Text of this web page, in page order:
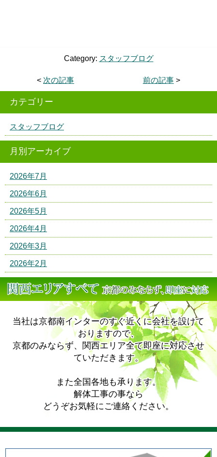
Category: スタッフブログ
< 次の記事 前の記事 >
カテゴリー
スタッフブログ
月別アーカイブ
2026年7月
2026年6月
2026年5月
2026年4月
2026年3月
2026年2月
当社は京都南インターのすぐ近くに会社を設けて
おりますので、
京都のみならず、関西エリア全て即座に対応させ
ていただきます。
また全国各地も承ります。
解体工事の事なら
どうぞお気軽にご連絡ください。